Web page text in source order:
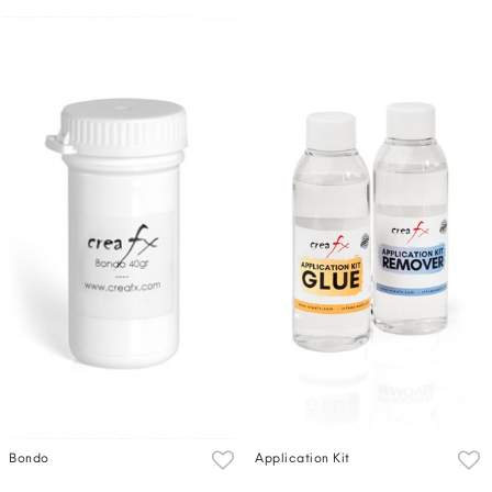
Bondo Application Kit